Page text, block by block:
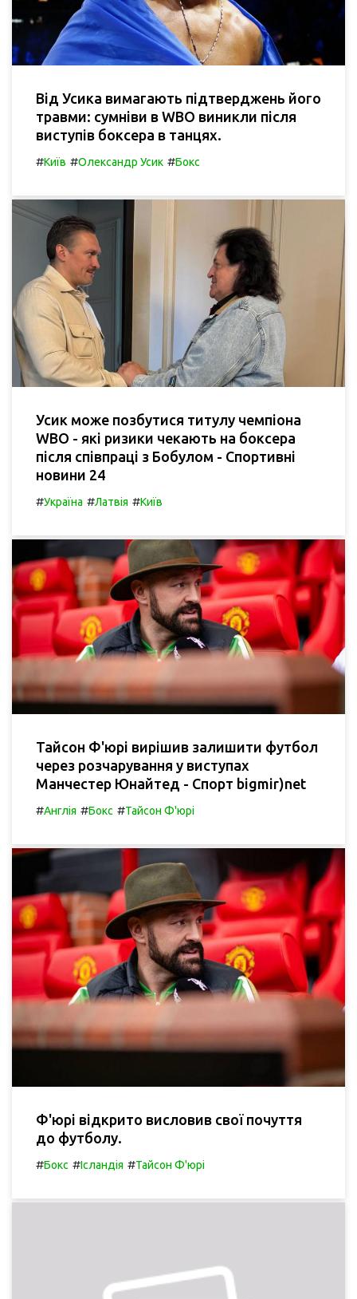
Від Усика вимагають підтверджень його
травми: сумніви в WBO виникли після
виступів боксера в танцях.
#Київ #Олександр Усик #Бокс
Усик може позбутися титулу чемпіона
WBO - які ризики чекають на боксера
після співпраці з Бобулом - Спортивні
новини 24
#Україна #Латвія #Київ
Тайсон Ф'юрі вирішив залишити футбол
через розчарування у виступах
Манчестер Юнайтед - Спорт bigmir)net
#Англія #Бокс #Тайсон Ф'юрі
Ф'юрі відкрито висловив свої почуття
до футболу.
#Бокс #Ісландія #Тайсон Ф'юрі